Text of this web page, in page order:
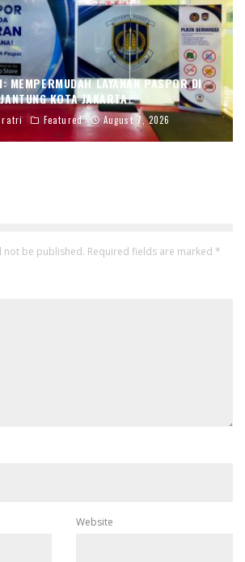
MEMPERMUDAH LAYANAN PASPOR DI
JANTUNG KOTA JAKARTA
Featured August 7, 2026
not be published. Required fields are marked *
Website